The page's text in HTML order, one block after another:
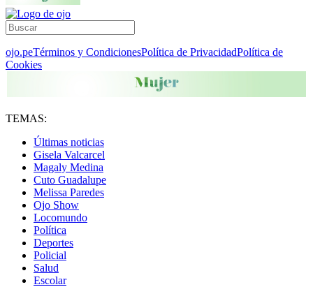
ojo.peTérminos y CondicionesPolítica de PrivacidadPolítica de
Cookies
TEMAS:
Últimas noticias
Gisela Valcarcel
Magaly Medina
Cuto Guadalupe
Melissa Paredes
Ojo Show
Locomundo
Política
Deportes
Policial
Salud
Escolar